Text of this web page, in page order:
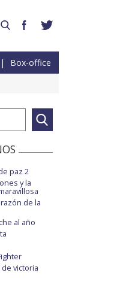
Box-office
paz 2
y la
de la
al año
victoria